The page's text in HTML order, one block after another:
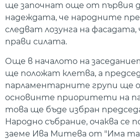
ще започнат още от първия
надеждата, че народните
следват лозунга на
прави силата.
Още в началото на
ще положат клетва, а
парламентарните групи ще
основинте приоритети на
това ще бъде избран
Народно събрание, очаква се
заеме Ива Митева от "Има